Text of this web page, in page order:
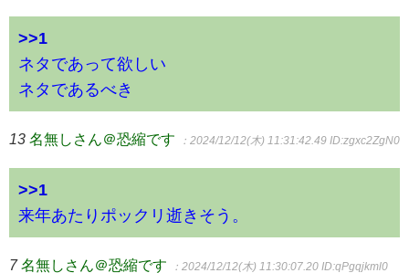
>>1
ネタであって欲しい
ネタであるべき
13 名無しさん＠恐縮です ：2024/12/12(木) 11:31:42.49 ID:zgxc2ZgN0
>>1
来年あたりポックリ逝きそう。
7 名無しさん＠恐縮です ：2024/12/12(木) 11:30:07.20 ID:qPgqjkml0